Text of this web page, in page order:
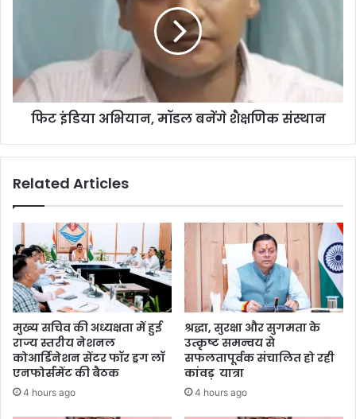
फिट इंडिया अभियान, मॉडल बनेंगे शैक्षणिक संस्थान
Related Articles
मुख्य सचिव की अध्यक्षता में हुई
राज्य स्तरीय नेशनल
कोआर्डिनेशन सेंटर फॉर ड्रग लॉ
एनफोर्समेंट की बैठक
4 hours ago
श्रद्धा, सुरक्षा और सुगमता के
उत्कृष्ट समन्वय से
सफलतापूर्वक संचालित हो रही
कांवड़ यात्रा
4 hours ago